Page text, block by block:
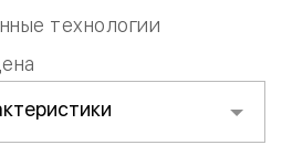
технологии